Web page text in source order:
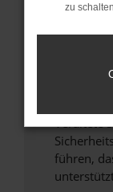
Starte
Stelle
Veraltete
führen,
zu